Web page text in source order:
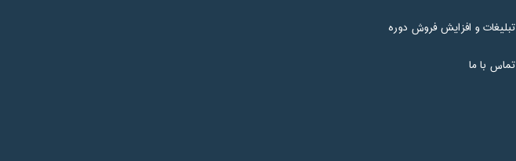
تبلیغات و افزایش فروش دوره
تماس با ما